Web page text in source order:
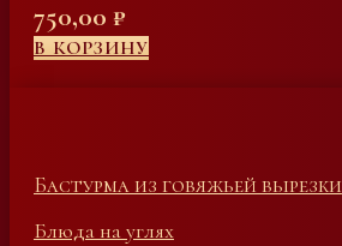
750,00 ₽
В КОРЗИНУ
Бастурма из говяжьей вырезки
Блюда на углях